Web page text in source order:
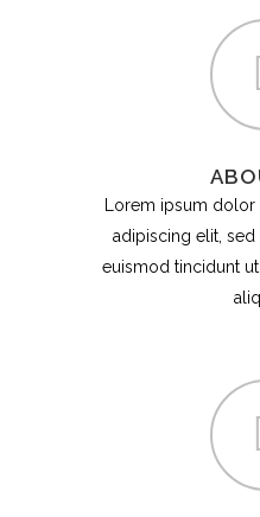
Lorem ipsum
adipiscing elit,
euismod tincidunt